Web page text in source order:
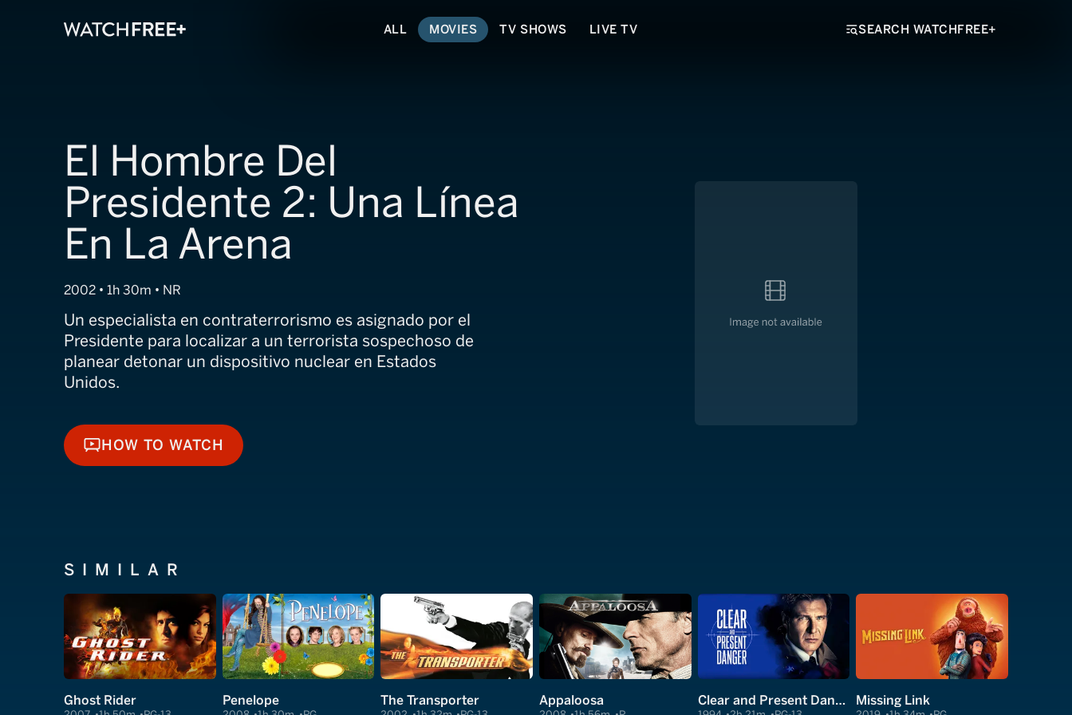
ALL MOVIES TV SHOWS LIVE TV SEARCH WATCHFREE+
El Hombre Del
Presidente 2: Una Línea
En La Arena
2002 • 1h 30m • NR
Un especialista en contraterrorismo es asignado por el
Presidente para localizar a un terrorista sospechoso de
planear detonar un dispositivo nuclear en Estados
Unidos.
HOW TO WATCH
HOW TO WATCH
SIMILAR
Ghost Rider Penelope The Transporter Appaloosa Clear and Present Danger Missing Link